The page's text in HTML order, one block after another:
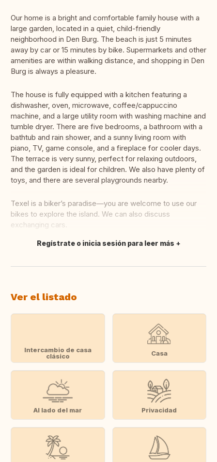
Our home is a bright and comfortable family house with a
large garden, located in a quiet, child-friendly
neighborhood in Den Burg. The beach is just 5 minutes
away by car or 15 minutes by bike. Supermarkets and other
amenities are within walking distance, and shopping in Den
Burg is always a pleasure.
The house is fully equipped with a kitchen featuring a
dishwasher, oven, microwave, coffee/cappuccino
machine, and a large utility room with washing machine and
tumble dryer. There are five bedrooms, a bathroom with a
bathtub and rain shower, and a sunny living room with
piano, TV, game console, and a fireplace for cooler days.
The terrace is very sunny, perfect for relaxing outdoors,
and the garden is ideal for children. We also have plenty of
toys, and there are several playgrounds nearby.
Texel is a biker’s paradise—you are welcome to use our
bikes to explore the island. We can also discuss
exchanging cars.
Traducir
Regístrate o inicia sesión para leer más
Ver el listado
Intercambio de casa
clásico
Casa
Al lado del mar Privacidad